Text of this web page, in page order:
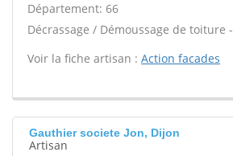
Département: 66
Décrassage / Démoussage de toiture -
Voir la fiche artisan : Action facades
Gauthier societe Jon, Dijon
Artisan